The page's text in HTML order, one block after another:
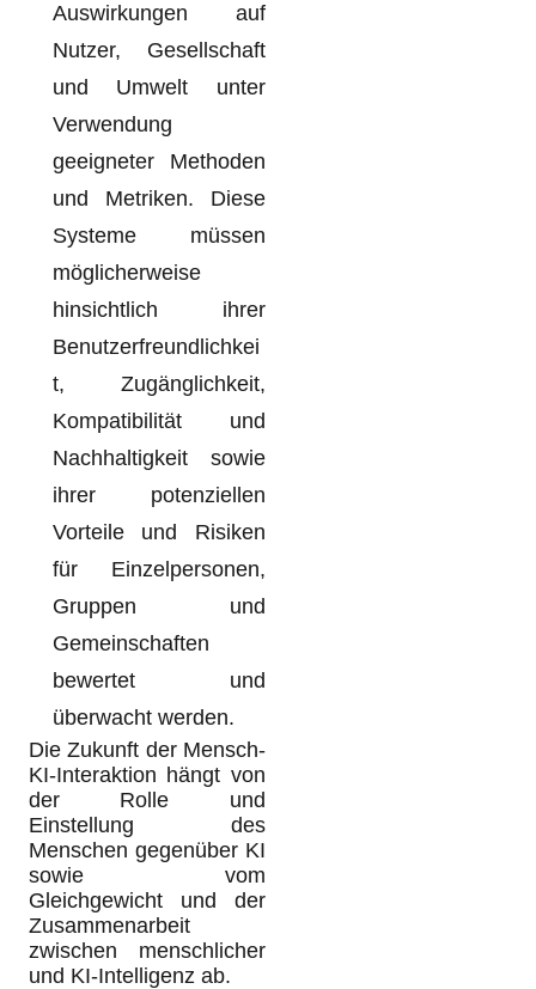
Auswirkungen auf
Nutzer, Gesellschaft
und Umwelt unter
Verwendung
geeigneter Methoden
und Metriken. Diese
Systeme müssen
möglicherweise
hinsichtlich ihrer
Benutzerfreundlichkei
t, Zugänglichkeit,
Kompatibilität und
Nachhaltigkeit sowie
ihrer potenziellen
Vorteile und Risiken
für Einzelpersonen,
Gruppen und
Gemeinschaften
bewertet und
überwacht werden.
Die Zukunft der Mensch-
KI-Interaktion hängt von
der Rolle und
Einstellung des
Menschen gegenüber KI
sowie vom
Gleichgewicht und der
Zusammenarbeit
zwischen menschlicher
und KI-Intelligenz ab.